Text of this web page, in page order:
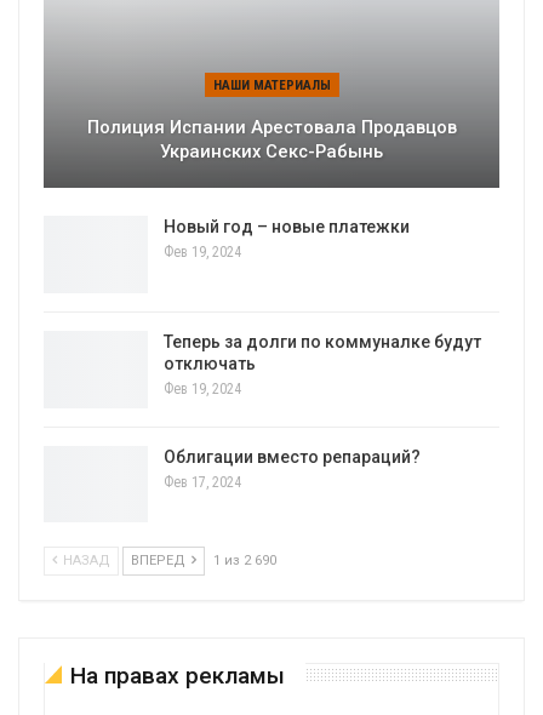
НАШИ МАТЕРИАЛЫ
Полиция Испании Арестовала Продавцов
Украинских Секс-Рабынь
Новый год – новые платежки
Фев 19, 2024
Теперь за долги по коммуналке будут
отключать
Фев 19, 2024
Облигации вместо репараций?
Фев 17, 2024
НАЗАД ВПЕРЕД 1 из 2 690
На правах рекламы